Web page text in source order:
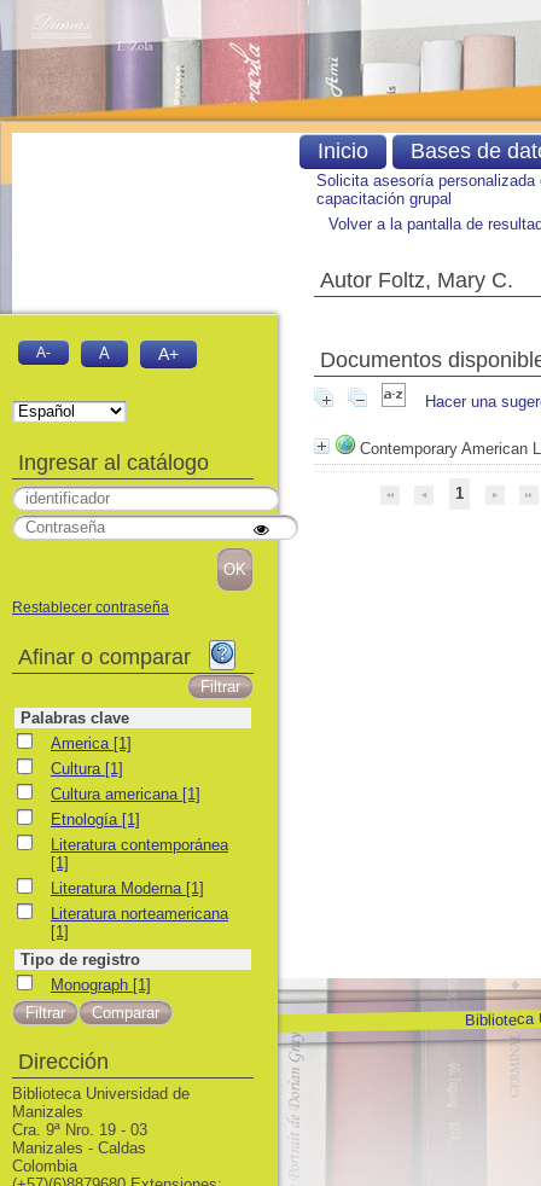
Solicita asesoría personalizada
capacitación grupal
Volver a la pantalla de
Autor Foltz, Mary C.
Documentos
Hacer una
Contemporary American
1
Biblioteca
Inicio Bases de
A- A A+
Ingresar al catálogo
Restablecer contraseña
Afinar o comparar
Palabras clave
AmericaAmerica [1]
CulturaCultura [1]
Cultura americana
Cultura americana [1]
EtnologíaEtnología [1]
Literatura contemporánea
Literatura contemporánea
[1]
Literatura Moderna
Literatura Moderna [1]
Literatura norteamericana
Literatura norteamericana
[1]
Tipo de registro
Monograph
Monograph [1]
Dirección
Biblioteca Universidad de
Manizales
Cra. 9ª Nro. 19 - 03
Manizales - Caldas
Colombia